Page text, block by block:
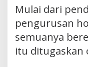
Mulai dari
pengurusan
semuanya
itu ditugaskan